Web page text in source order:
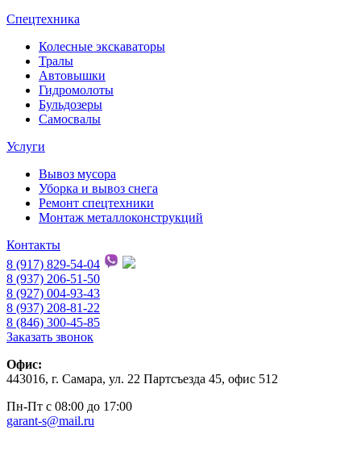
Спецтехника
Колесные экскаваторы
Тралы
Автовышки
Гидромолоты
Бульдозеры
Самосвалы
Услуги
Вывоз мусора
Уборка и вывоз снега
Ремонт спецтехники
Монтаж металлоконструкций
Контакты
8 (917) 829-54-04
8 (937) 206-51-50
8 (927) 004-93-43
8 (937) 208-81-22
8 (846) 300-45-85
Заказать звонок
Офис:
443016, г. Самара, ул. 22 Партсъезда 45, офис 512
Пн-Пт с 08:00 до 17:00
garant-s@mail.ru